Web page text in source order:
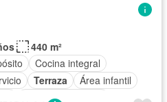
440 m²
Cocina integral
Terraza
Área infantil
Seguridad privada